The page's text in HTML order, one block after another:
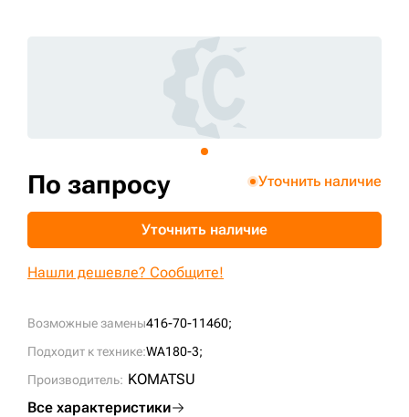
Возможные замены416-70-11460;
Подходит к технике:WA180-3;
Производитель: KOMATSU
Все характеристики
По запросу Уточнить наличие
Уточнить наличие
Нашли дешевле? Сообщите!
sksale@skdst.ru
+7 (499) 394-50-93